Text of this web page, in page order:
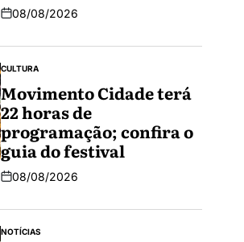
08/08/2026
CULTURA
Movimento Cidade terá
22 horas de
programação; confira o
guia do festival
08/08/2026
NOTÍCIAS